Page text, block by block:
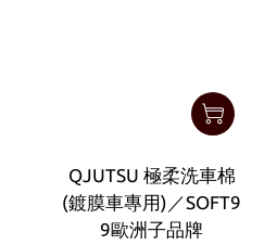
QJUTSU 極柔洗車棉
(鍍膜車專用)／SOFT9
9歐洲子品牌